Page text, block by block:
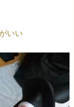
いい